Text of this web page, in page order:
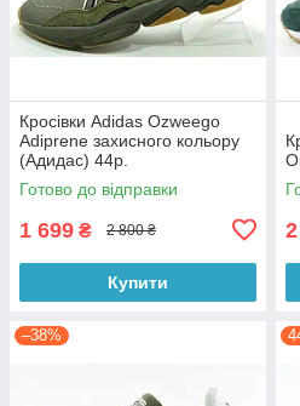
Кросівки Adidas Ozweego
Adiprene захисного кольору
(Адидас) 44р.
Готово до відправки
1 699 ₴ 2 800 ₴
Купити
–38%